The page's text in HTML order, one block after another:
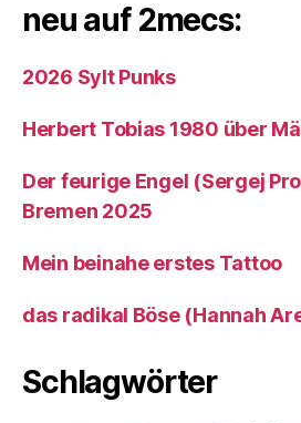
neu auf 2mecs:
2026 Sylt Punks
Herbert Tobias 1980 über
Der feurige Engel (Sergej
Bremen 2025
Mein beinahe erstes Tattoo
das radikal Böse (Hannah
Schlagwörter